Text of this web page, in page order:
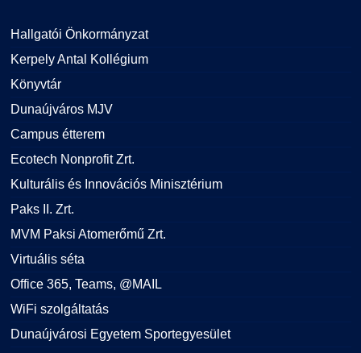
Hallgatói Önkormányzat
Kerpely Antal Kollégium
Könyvtár
Dunaújváros MJV
Campus étterem
Ecotech Nonprofit Zrt.
Kulturális és Innovációs Minisztérium
Paks II. Zrt.
MVM Paksi Atomerőmű Zrt.
Virtuális séta
Office 365, Teams, @MAIL
WiFi szolgáltatás
Dunaújvárosi Egyetem Sportegyesület